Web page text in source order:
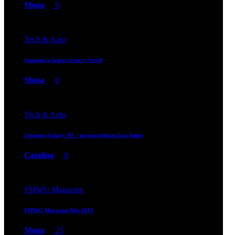
Mona 0
Tech & Auto
Samsung a lansat Galaxy Note8
Mona 0
Tech & Auto
Samsung Galaxy S8 – un smartphone fara limite
Catalina 0
FMWG Magazine
FMWG Magazine Mai 2014
Mona 25